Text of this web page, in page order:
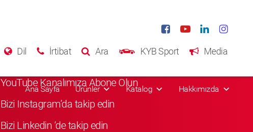
Dil İrtibat Ara KYB Sport Media
Ana Sayfa Ürünler Katalog Hakkımızda
YouTube Kanalımıza Abone Olun
Bizi Instagram’da takip edin
Bizi Linkedin ‘de takip edin